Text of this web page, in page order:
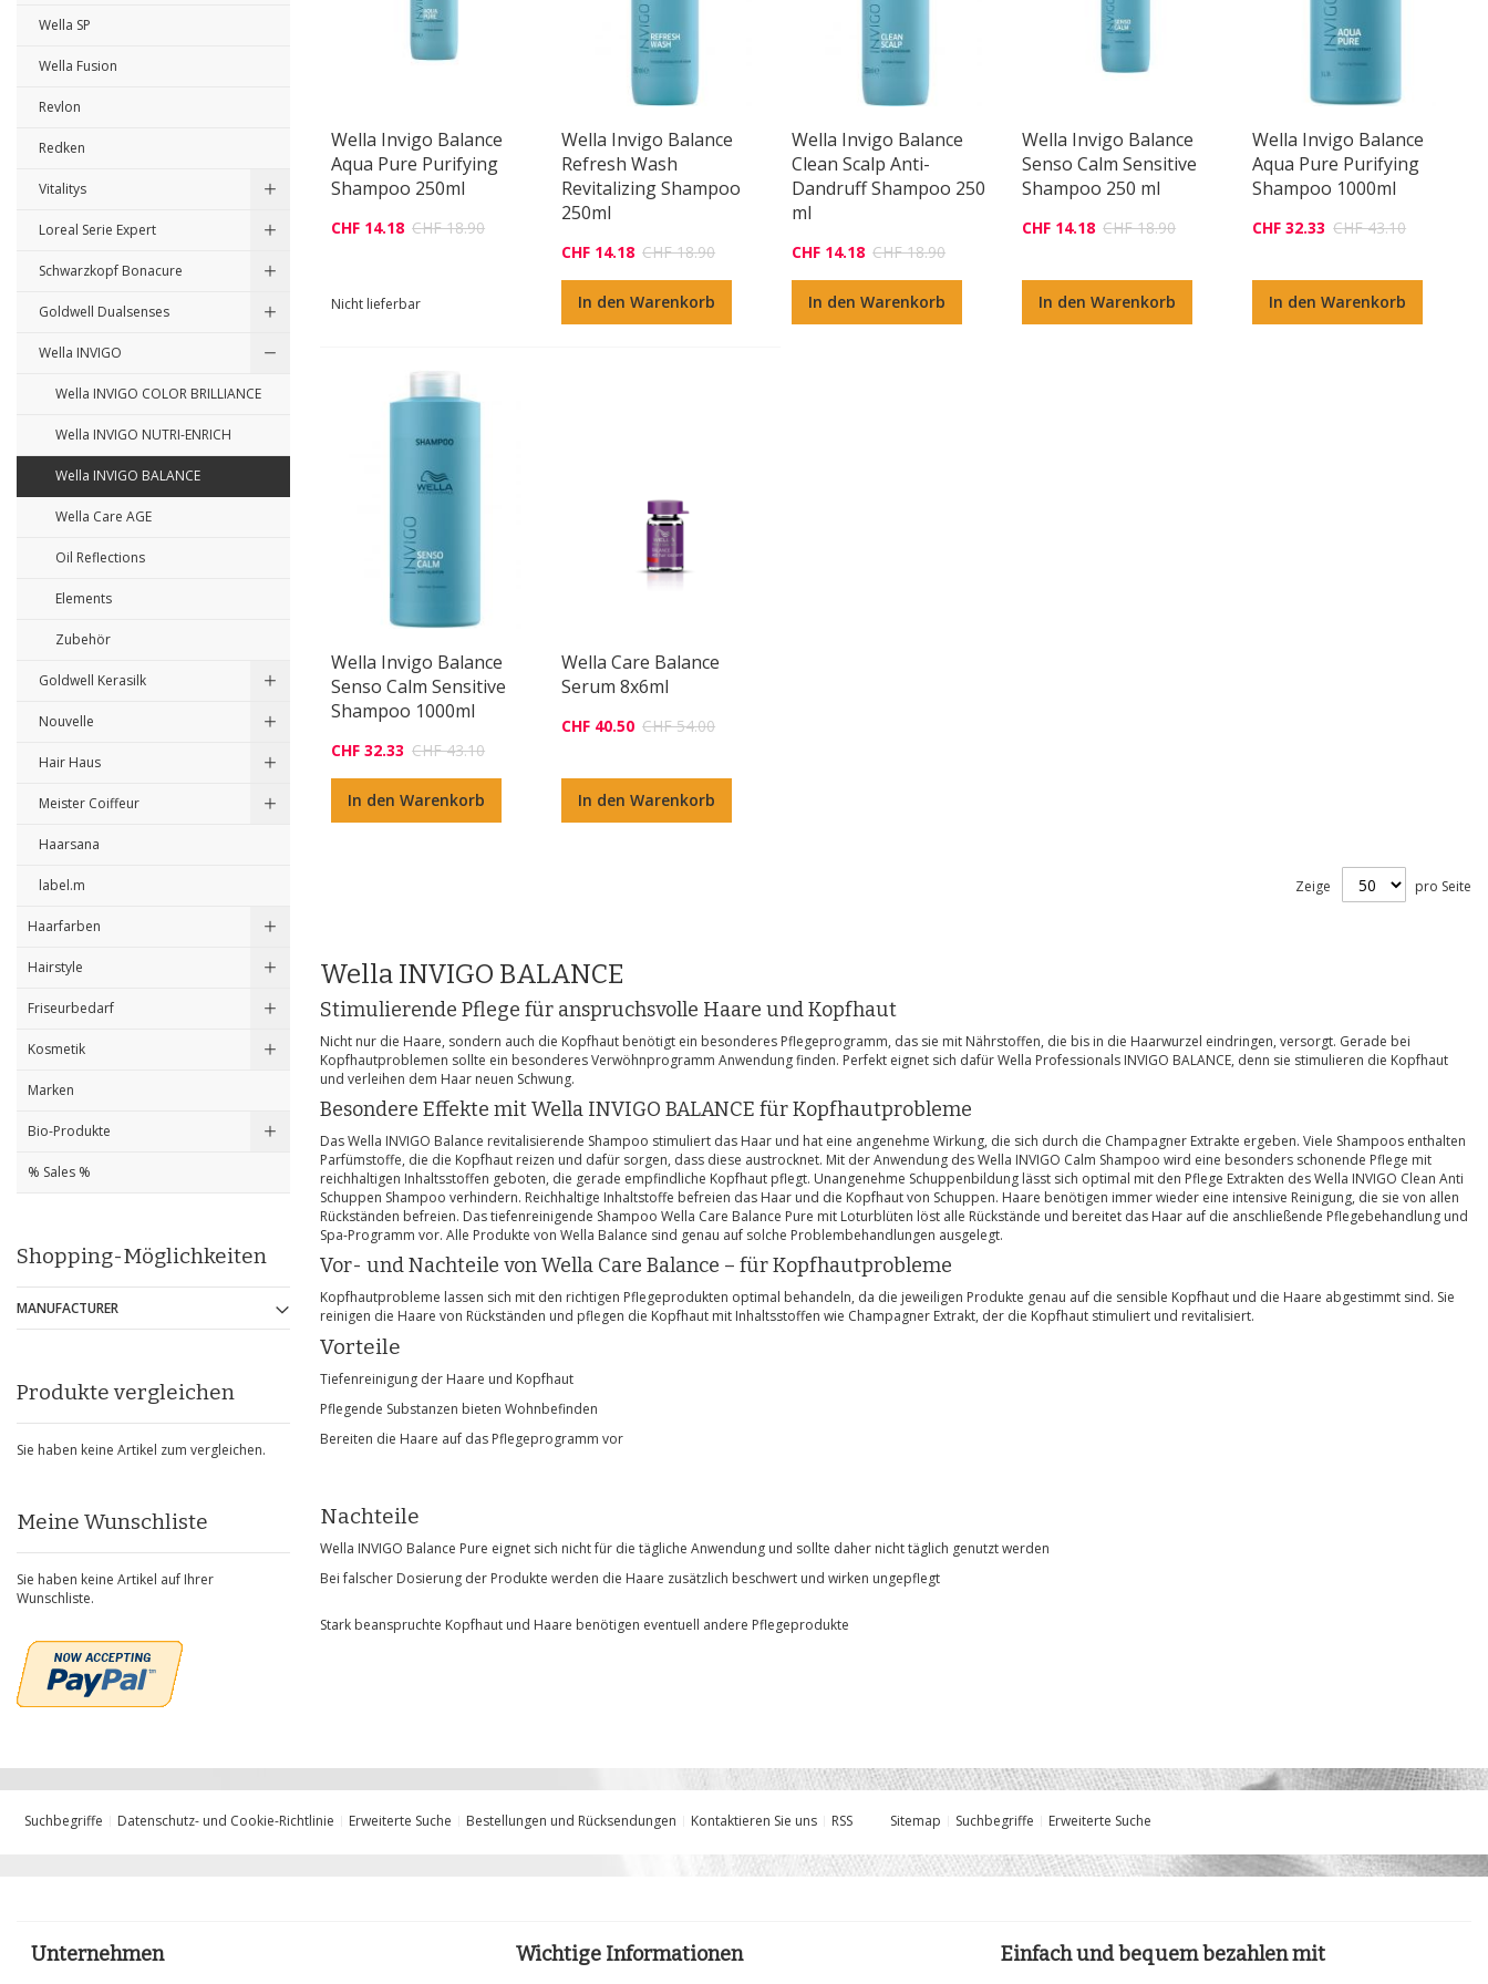
Wella Invigo Balance
Aqua Pure Purifying
Shampoo 250ml
CHF 14.18 CHF 18.90
Nicht lieferbar
Wella Invigo Balance
Refresh Wash
Revitalizing Shampoo
250ml
CHF 14.18 CHF 18.90
In den Warenkorb
Wella Invigo Balance
Clean Scalp Anti-
Dandruff Shampoo 250
ml
CHF 14.18 CHF 18.90
In den Warenkorb
Wella Invigo Balance
Senso Calm Sensitive
Shampoo 250 ml
CHF 14.18 CHF 18.90
In den Warenkorb
Wella Invigo Balance
Aqua Pure Purifying
Shampoo 1000ml
CHF 32.33 CHF 43.10
In den Warenkorb
Wella Invigo Balance
Senso Calm Sensitive
Shampoo 1000ml
CHF 32.33 CHF 43.10
In den Warenkorb
Wella Care Balance
Serum 8x6ml
CHF 40.50 CHF 54.00
In den Warenkorb
Zeige pro Seite
Wella INVIGO BALANCE
Stimulierende Pflege für anspruchsvolle Haare und Kopfhaut
Nicht nur die Haare, sondern auch die Kopfhaut benötigt ein besonderes Pflegeprogramm, das sie mit Nährstoffen, die bis in die Haarwurzel eindringen, versorgt. Gerade bei
Kopfhautproblemen sollte ein besonderes Verwöhnprogramm Anwendung finden. Perfekt eignet sich dafür Wella Professionals INVIGO BALANCE, denn sie stimulieren die Kopfhaut
und verleihen dem Haar neuen Schwung.
Besondere Effekte mit Wella INVIGO BALANCE für Kopfhautprobleme
Das Wella INVIGO Balance revitalisierende Shampoo stimuliert das Haar und hat eine angenehme Wirkung, die sich durch die Champagner Extrakte ergeben. Viele Shampoos enthalten
Parfümstoffe, die die Kopfhaut reizen und dafür sorgen, dass diese austrocknet. Mit der Anwendung des Wella INVIGO Calm Shampoo wird eine besonders schonende Pflege mit
reichhaltigen Inhaltsstoffen geboten, die gerade empfindliche Kopfhaut pflegt. Unangenehme Schuppenbildung lässt sich optimal mit den Pflege Extrakten des Wella INVIGO Clean Anti
Schuppen Shampoo verhindern. Reichhaltige Inhaltstoffe befreien das Haar und die Kopfhaut von Schuppen. Haare benötigen immer wieder eine intensive Reinigung, die sie von allen
Rückständen befreien. Das tiefenreinigende Shampoo Wella Care Balance Pure mit Loturblüten löst alle Rückstände und bereitet das Haar auf die anschließende Pflegebehandlung und
Spa-Programm vor. Alle Produkte von Wella Balance sind genau auf solche Problembehandlungen ausgelegt.
Vor- und Nachteile von Wella Care Balance – für Kopfhautprobleme
Kopfhautprobleme lassen sich mit den richtigen Pflegeprodukten optimal behandeln, da die jeweiligen Produkte genau auf die sensible Kopfhaut und die Haare abgestimmt sind. Sie
reinigen die Haare von Rückständen und pflegen die Kopfhaut mit Inhaltsstoffen wie Champagner Extrakt, der die Kopfhaut stimuliert und revitalisiert.
Vorteile
Tiefenreinigung der Haare und Kopfhaut
Pflegende Substanzen bieten Wohnbefinden
Bereiten die Haare auf das Pflegeprogramm vor
Nachteile
Wella INVIGO Balance Pure eignet sich nicht für die tägliche Anwendung und sollte daher nicht täglich genutzt werden
Bei falscher Dosierung der Produkte werden die Haare zusätzlich beschwert und wirken ungepflegt
Stark beanspruchte Kopfhaut und Haare benötigen eventuell andere Pflegeprodukte
Wella SP
Wella Fusion
Revlon
Redken
Vitalitys
Loreal Serie Expert
Schwarzkopf Bonacure
Goldwell Dualsenses
Wella INVIGO
Wella INVIGO COLOR BRILLIANCE
Wella INVIGO NUTRI-ENRICH
Wella INVIGO BALANCE
Wella Care AGE
Oil Reflections
Elements
Zubehör
Goldwell Kerasilk
Nouvelle
Hair Haus
Meister Coiffeur
Haarsana
label.m
Haarfarben
Hairstyle
Friseurbedarf
Kosmetik
Marken
Bio-Produkte
% Sales %
Shopping-Möglichkeiten
MANUFACTURER
Produkte vergleichen
Sie haben keine Artikel zum vergleichen.
Meine Wunschliste
Sie haben keine Artikel auf Ihrer
Wunschliste.
Suchbegriffe Datenschutz- und Cookie-Richtlinie Erweiterte Suche Bestellungen und Rücksendungen Kontaktieren Sie uns RSS Sitemap Suchbegriffe Erweiterte Suche
Unternehmen Wichtige Informationen Einfach und bequem bezahlen mit